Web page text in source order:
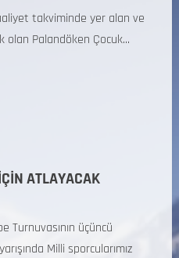
takviminde yer alan ve
olan Palandöken Çocuk...
ATLAYACAK
Turnuvasının üçüncü
Milli sporcularımız